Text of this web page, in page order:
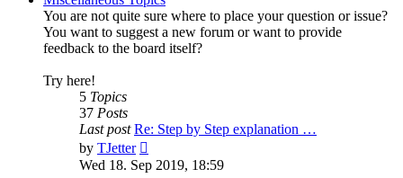
You are not quite sure where to place your question or issue?
You want to suggest a new forum or want to provide
feedback to the board itself?
Try here!
5 Topics
37 Posts
Last post Re: Step by Step explanation …
by TJetter
the
Wed 18. Sep 2019, 18:59